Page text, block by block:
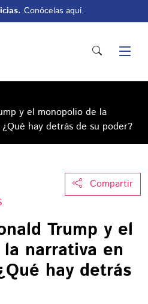
Conócelas aquí.
y el monopolio de la
hay detrás de su poder?
Compartir
Trump y el
narrativa en
hay detrás